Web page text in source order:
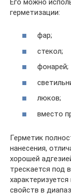
герметизации:
фар;
стекол;
фонарей;
люков;
вместо
Герметик
нанесения,
хорошей
трескается под
свойств в